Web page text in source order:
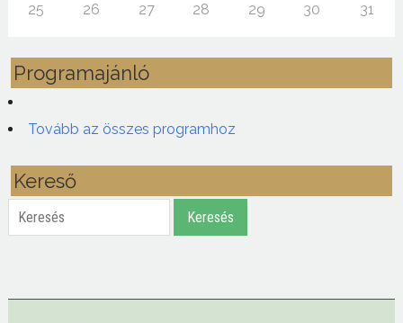
25 26 27 28 29 30 31
Programajánló
Tovább az összes programhoz
Kereső
Keresés Keresés